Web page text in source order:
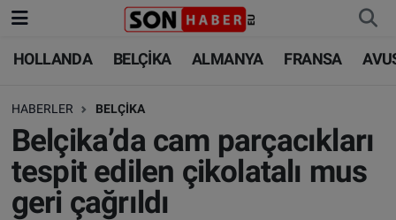
HOLLANDA BELÇİKA ALMANYA FRANSA
HABERLER BELÇİKA
Belçika’da cam parçacıkları
tespit edilen çikolatalı mus
geri çağrıldı
HOLLANDA
BELÇİKA
ALMANYA
FRANSA
HOLLANDA
BELÇİKA
ALMANYA
TÜRKİYE
Nöbetçi Eczaneler
Hava Durumu
Trafik Durumu
Süper Lig Puan Durumu ve Fikstür